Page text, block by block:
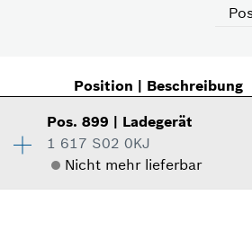
Position | Beschreibung
Pos.899 | Ladegerät
1 617 S02 0KJ
Nicht mehr lieferbar